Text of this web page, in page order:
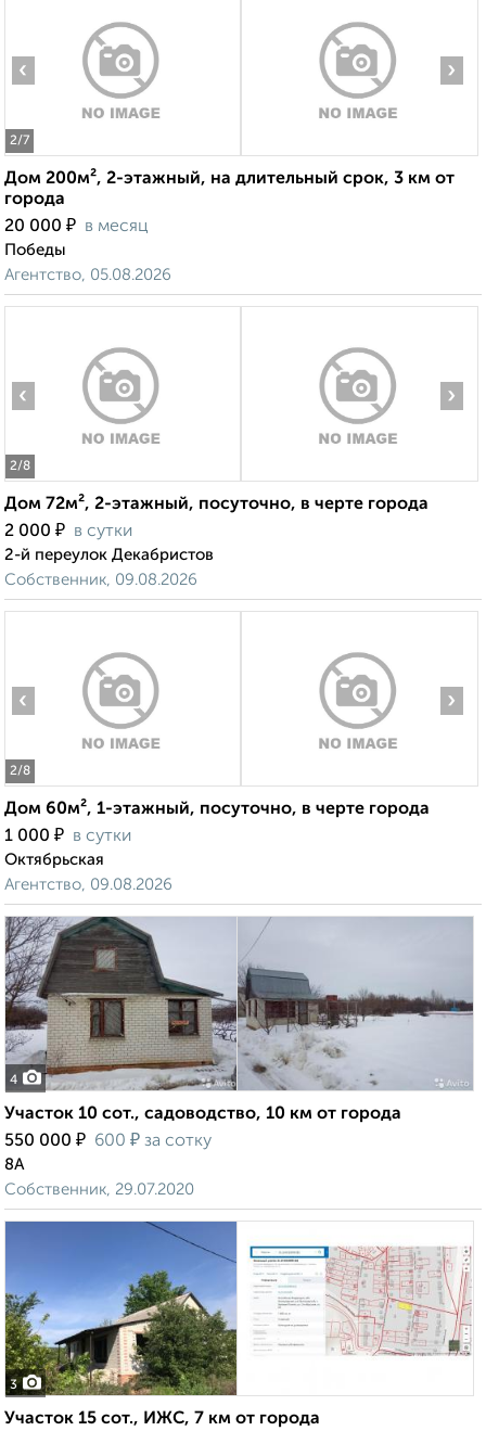
2/7
‹ ›
Дом 200м², 2-этажный, на длительный срок, 3 км от
города
20 000 ₽ в месяц
Победы
Агентство, 05.08.2026
2/8
‹ ›
Дом 72м², 2-этажный, посуточно, в черте города
2 000 ₽ в сутки
2-й переулок Декабристов
Собственник, 09.08.2026
2/8
‹ ›
Дом 60м², 1-этажный, посуточно, в черте города
1 000 ₽ в сутки
Октябрьская
Агентство, 09.08.2026
4
Участок 10 сот., садоводство, 10 км от города
550 000 ₽ 600 ₽ за сотку
8А
Собственник, 29.07.2020
3
Участок 15 сот., ИЖС, 7 км от города